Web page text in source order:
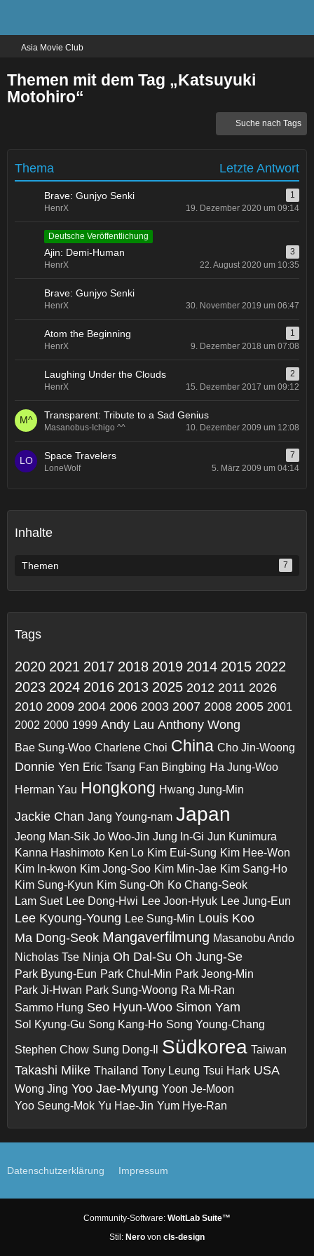
Asia Movie Club
Themen mit dem Tag „Katsuyuki
Motohiro“
Suche nach Tags
Thema Letzte Antwort
Brave: Gunjyo Senki
1
HenrX
19. Dezember 2020 um 09:14
Deutsche Veröffentlichung
Ajin: Demi-Human
3
HenrX
22. August 2020 um 10:35
Brave: Gunjyo Senki
HenrX 30. November 2019 um 06:47
Atom the Beginning
1
HenrX
9. Dezember 2018 um 07:08
Laughing Under the Clouds
2
HenrX
15. Dezember 2017 um 09:12
Transparent: Tribute to a Sad Genius
Masanobus-Ichigo ^^ 10. Dezember 2009 um 12:08
Space Travelers
7
LoneWolf
5. März 2009 um 04:14
Inhalte
Themen 7
Tags
2020 2021 2017 2018 2019 2014 2015 2022
2023 2024 2016 2013 2025 2012 2011 2026
2010 2009 2004 2006 2003 2007 2008 2005 2001
2002 2000 1999 Andy Lau Anthony Wong
Bae Sung-Woo Charlene Choi China Cho Jin-Woong
Donnie Yen Eric Tsang Fan Bingbing Ha Jung-Woo
Herman Yau Hongkong Hwang Jung-Min
Jackie Chan Jang Young-nam Japan
Jeong Man-Sik Jo Woo-Jin Jung In-Gi Jun Kunimura
Kanna Hashimoto Ken Lo Kim Eui-Sung Kim Hee-Won
Kim In-kwon Kim Jong-Soo Kim Min-Jae Kim Sang-Ho
Kim Sung-Kyun Kim Sung-Oh Ko Chang-Seok
Lam Suet Lee Dong-Hwi Lee Joon-Hyuk Lee Jung-Eun
Lee Kyoung-Young Lee Sung-Min Louis Koo
Ma Dong-Seok Mangaverfilmung Masanobu Ando
Nicholas Tse Ninja Oh Dal-Su Oh Jung-Se
Park Byung-Eun Park Chul-Min Park Jeong-Min
Park Ji-Hwan Park Sung-Woong Ra Mi-Ran
Sammo Hung Seo Hyun-Woo Simon Yam
Sol Kyung-Gu Song Kang-Ho Song Young-Chang
Stephen Chow Sung Dong-Il Südkorea Taiwan
Takashi Miike Thailand Tony Leung Tsui Hark USA
Wong Jing Yoo Jae-Myung Yoon Je-Moon
Yoo Seung-Mok Yu Hae-Jin Yum Hye-Ran
Datenschutzerklärung Impressum
Community-Software: WoltLab Suite™
Stil: Nero von cls-design